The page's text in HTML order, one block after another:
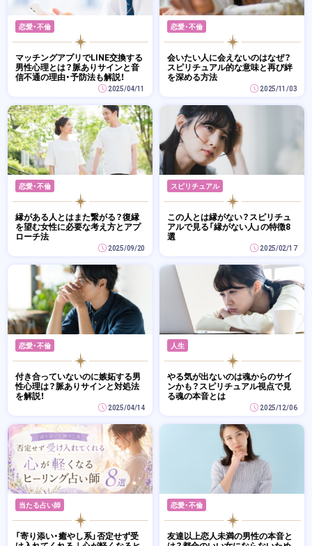
恋愛・不倫
マッチングアプリでLINE交換する
男性心理とは？脈ありサインと音
信不通の理由・予防法も解説！
2025/04/11
恋愛・不倫
会いたい人に会えないのはなぜ？
スピリチュアル的な意味と再び絆
を深める方法
2025/11/03
恋愛・不倫
縁がある人とはまた繋がる？復縁
を望む女性に必要な考え方とアプ
ローチ法
2025/09/20
スピリチュアル
この人とは縁がない？スピリチュ
アルで見る「縁がない人」の特徴8
選
2025/02/17
恋愛・不倫
付き合っていないのに嫉妬する男
性心理は？脈ありサインと対処法
を解説！
2025/04/14
人生
やる気が出ないのは魂からのサイ
ンかも？スピリチュアル視点で見
る魂の本音とは
2025/12/06
当たる占い師
「寄り添い・癒やし系」否定せず受
恋愛・不倫
友達以上恋人未満の男性の本音と